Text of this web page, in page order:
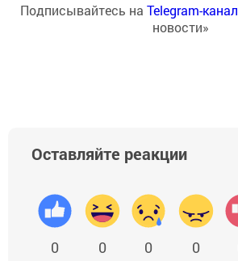
Подписывайтесь на Telegram-канал
новости»
Оставляйте реакции
0 0 0 0